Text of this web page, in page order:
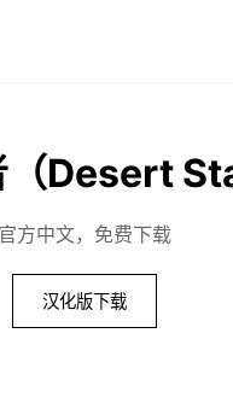
Desert
官方中文，免费下载
汉化版下载